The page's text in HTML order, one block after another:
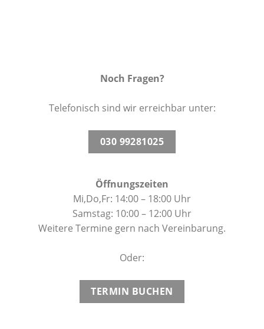
Noch Fragen?
Telefonisch sind wir erreichbar unter:
030 99281025
Öffnungszeiten
Mi,Do,Fr: 14:00 – 18:00 Uhr
Samstag: 10:00 – 12:00 Uhr
Weitere Termine gern nach Vereinbarung.
Oder:
TERMIN BUCHEN